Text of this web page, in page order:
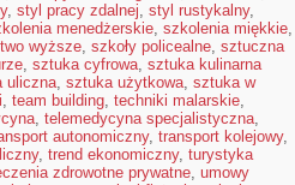
, styl pracy zdalnej, styl rustykalny,
menedżerskie, szkolenia miękkie,
wyższe, szkoły policealne, sztuczna
, sztuka cyfrowa, sztuka kulinarna
uliczna, sztuka użytkowa, sztuka w
, team building, techniki malarskie,
, telemedycyna specjalistyczna,
autonomiczny, transport kolejowy,
, trend ekonomiczny, turystyka
zdrowotne prywatne, umowy